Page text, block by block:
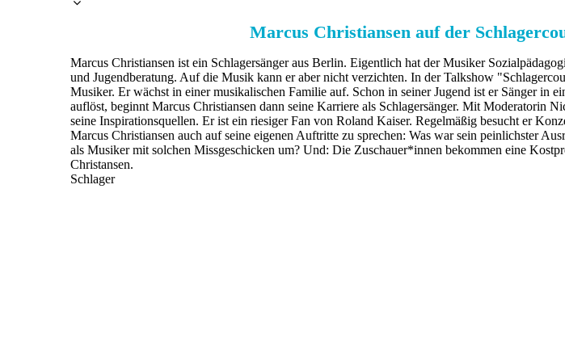
Marcus Christiansen auf der
Marcus Christiansen ist ein Schlagersänger aus Berlin. Eigentlich hat der Musiker
und Jugendberatung. Auf die Musik kann er aber nicht verzichten. In der Talkshow
Musiker. Er wächst in einer musikalischen Familie auf. Schon in seiner Jugend ist er Sänger in
auflöst, beginnt Marcus Christiansen dann seine Karriere als Schlagersänger. Mit Moderatorin
seine Inspirationsquellen. Er ist ein riesiger Fan von Roland Kaiser. Regelmäßig besucht er
Marcus Christiansen auch auf seine eigenen Auftritte zu sprechen: Was war sein peinlichster
als Musiker mit solchen Missgeschicken um? Und: Die Zuschauer*innen bekommen eine
Christansen.
Schlager